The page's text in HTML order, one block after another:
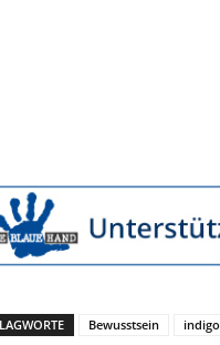
Bewusstsein indigo